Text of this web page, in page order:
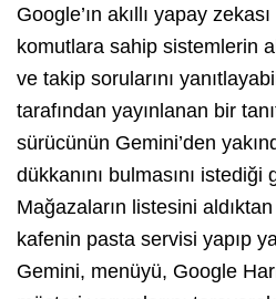
Google’ın akıllı yapay
komutlara sahip sistemlerin
ve takip sorularını
tarafından yayınlanan bir
sürücünün Gemini’den
dükkanını bulmasını istediği
Mağazaların listesini
kafenin pasta servisi yapıp
Gemini, menüyü, Google